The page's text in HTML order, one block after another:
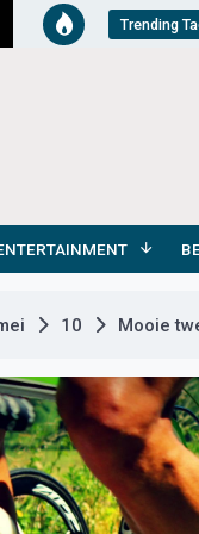
Trending
Actueel
10 Mooie